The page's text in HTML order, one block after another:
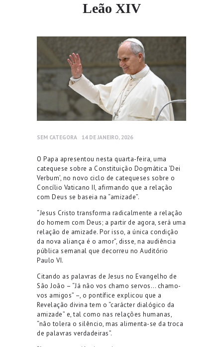
Leão XIV
SEM CATEGORA 14 DE JANEIRO, 2026
O Papa apresentou nesta quarta-feira, uma
catequese sobre a Constituição Dogmática ‘Dei
Verbum’, no novo ciclo de catequeses sobre o
Concílio Vaticano II, afirmando que a relação
com Deus se baseia na “amizade”.
“Jesus Cristo transforma radicalmente a relação
do homem com Deus; a partir de agora, será uma
relação de amizade. Por isso, a única condição
da nova aliança é o amor”, disse, na audiência
pública semanal que decorreu no Auditório
Paulo VI.
Citando as palavras de Jesus no Evangelho de
São João – “Já não vos chamo servos… chamo-
vos amigos” –, o pontífice explicou que a
Revelação divina tem o “carácter dialógico da
amizade” e, tal como nas relações humanas,
“não tolera o silêncio, mas alimenta-se da troca
de palavras verdadeiras”.